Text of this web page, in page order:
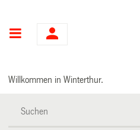
Hauptnavigation
Willkommen in Winterthur.